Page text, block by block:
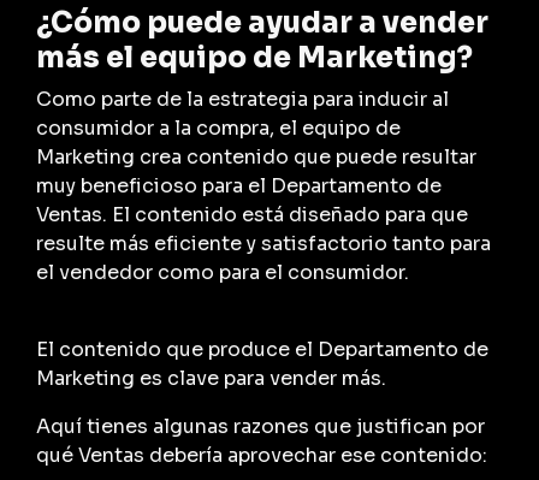
¿Cómo puede ayudar a vender
más el equipo de Marketing?
Como parte de la estrategia para inducir al
consumidor a la compra, el equipo de
Marketing crea contenido que puede resultar
muy beneficioso para el Departamento de
Ventas. El contenido está diseñado para que
resulte más eficiente y satisfactorio tanto para
el vendedor como para el consumidor.
El contenido que produce el Departamento de
Marketing es clave para vender más.
Aquí tienes algunas razones que justifican por
qué Ventas debería aprovechar ese contenido: